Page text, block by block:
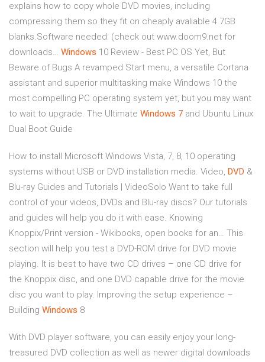
explains how to copy whole DVD movies, including
compressing them so they fit on cheaply avaliable 4.7GB
blanks.Software needed: (check out www.doom9.net for
downloads… Windows 10 Review - Best PC OS Yet, But
Beware of Bugs A revamped Start menu, a versatile Cortana
assistant and superior multitasking make Windows 10 the
most compelling PC operating system yet, but you may want
to wait to upgrade. The Ultimate Windows 7 and Ubuntu Linux
Dual Boot Guide
How to install Microsoft Windows Vista, 7, 8, 10 operating
systems without USB or DVD installation media. Video, DVD &
Blu-ray Guides and Tutorials | VideoSolo Want to take full
control of your videos, DVDs and Blu-ray discs? Our tutorials
and guides will help you do it with ease. Knowing
Knoppix/Print version - Wikibooks, open books for an… This
section will help you test a DVD-ROM drive for DVD movie
playing. It is best to have two CD drives – one CD drive for
the Knoppix disc, and one DVD capable drive for the movie
disc you want to play. Improving the setup experience –
Building Windows 8
With DVD player software, you can easily enjoy your long-
treasured DVD collection as well as newer digital downloads